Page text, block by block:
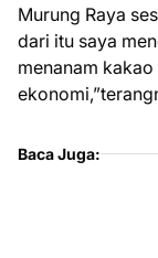
Murung Raya
dari itu saya
menanam
Baca Juga: